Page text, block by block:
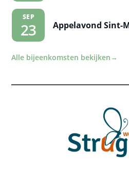
SEP
23 Appelavond Sint-
Alle bijeenkomsten bekijken →